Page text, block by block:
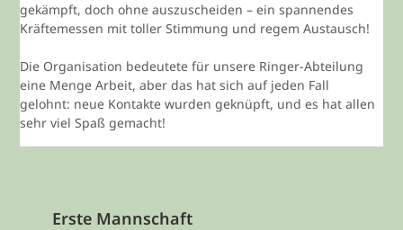
gekämpft, doch ohne auszuscheiden – ein spannendes
Kräftemessen mit toller Stimmung und regem Austausch!
Die Organisation bedeutete für unsere Ringer-Abteilung
eine Menge Arbeit, aber das hat sich auf jeden Fall
gelohnt: neue Kontakte wurden geknüpft, und es hat allen
sehr viel Spaß gemacht!
Erste Mannschaft